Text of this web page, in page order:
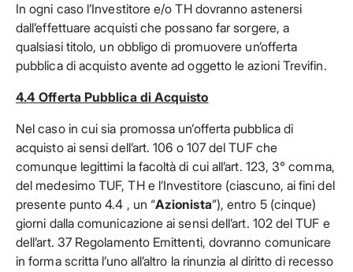
In ogni caso l’Investitore e/o TH dovranno astenersi
dall’effettuare acquisti che possano far sorgere, a
qualsiasi titolo, un obbligo di promuovere un’offerta
pubblica di acquisto avente ad oggetto le azioni Trevifin.
4.4 Offerta Pubblica di Acquisto
Nel caso in cui sia promossa un’offerta pubblica di
acquisto ai sensi dell’art. 106 o 107 del TUF che
comunque legittimi la facoltà di cui all’art. 123, 3° comma,
del medesimo TUF, TH e l’Investitore (ciascuno, ai fini del
presente punto 4.4 , un “Azionista”), entro 5 (cinque)
giorni dalla comunicazione ai sensi dell’art. 102 del TUF e
dell’art. 37 Regolamento Emittenti, dovranno comunicare
in forma scritta l’uno all’altro la rinunzia al diritto di recesso